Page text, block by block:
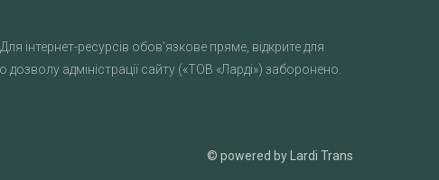
інтернет-ресурсів обов'язкове пряме, відкрите для
адміністрації сайту («ТОВ «Ларді») заборонено.
© powered by Lardi Trans